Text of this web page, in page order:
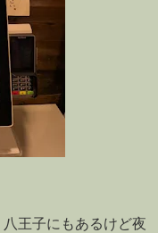
王子にもあるけど夜